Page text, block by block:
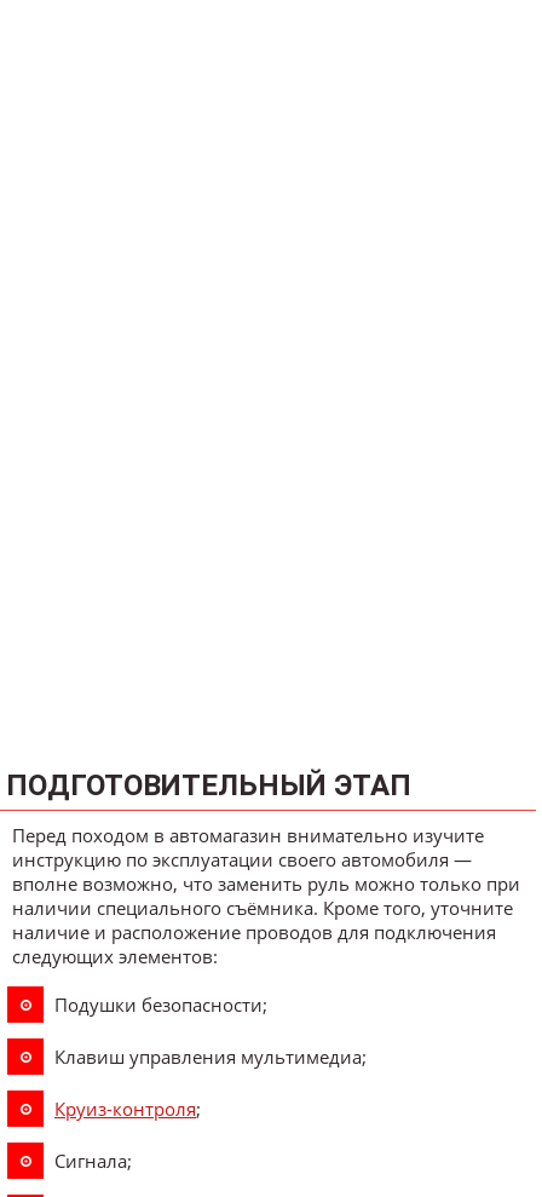
ПОДГОТОВИТЕЛЬНЫЙ ЭТАП
Перед походом в автомагазин внимательно изучите
инструкцию по эксплуатации своего автомобиля —
вполне возможно, что заменить руль можно только при
наличии специального съёмника. Кроме того, уточните
наличие и расположение проводов для подключения
следующих элементов:
Подушки безопасности;
Клавиш управления мультимедиа;
Круиз-контроля;
Сигнала;